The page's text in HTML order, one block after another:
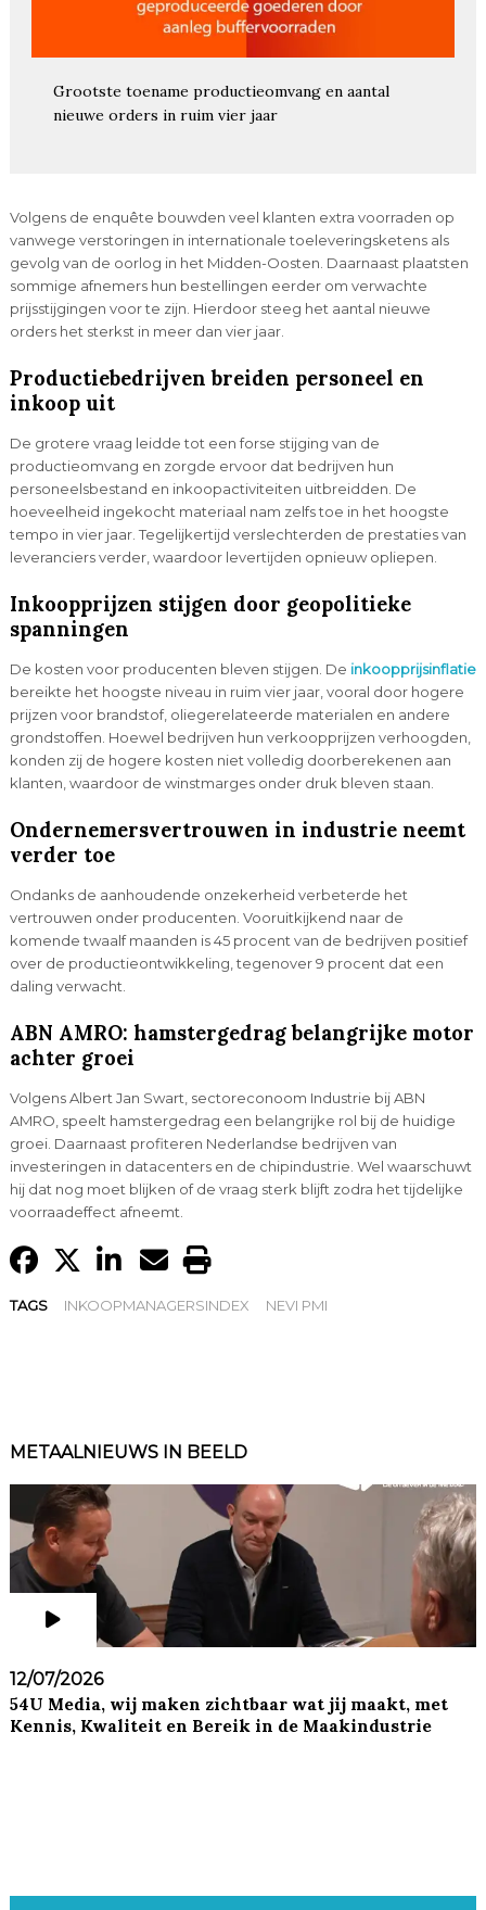
Grootste toename productieomvang en aantal
nieuwe orders in ruim vier jaar
Volgens de enquête bouwden veel klanten extra voorraden op
vanwege verstoringen in internationale toeleveringsketens als
gevolg van de oorlog in het Midden-Oosten. Daarnaast plaatsten
sommige afnemers hun bestellingen eerder om verwachte
prijsstijgingen voor te zijn. Hierdoor steeg het aantal nieuwe
orders het sterkst in meer dan vier jaar.
Productiebedrijven breiden personeel en
inkoop uit
De grotere vraag leidde tot een forse stijging van de
productieomvang en zorgde ervoor dat bedrijven hun
personeelsbestand en inkoopactiviteiten uitbreidden. De
hoeveelheid ingekocht materiaal nam zelfs toe in het hoogste
tempo in vier jaar. Tegelijkertijd verslechterden de prestaties van
leveranciers verder, waardoor levertijden opnieuw opliepen.
Inkoopprijzen stijgen door geopolitieke
spanningen
De kosten voor producenten bleven stijgen. De inkoopprijsinflatie
bereikte het hoogste niveau in ruim vier jaar, vooral door hogere
prijzen voor brandstof, oliegerelateerde materialen en andere
grondstoffen. Hoewel bedrijven hun verkoopprijzen verhoogden,
konden zij de hogere kosten niet volledig doorberekenen aan
klanten, waardoor de winstmarges onder druk bleven staan.
Ondernemersvertrouwen in industrie neemt
verder toe
Ondanks de aanhoudende onzekerheid verbeterde het
vertrouwen onder producenten. Vooruitkijkend naar de
komende twaalf maanden is 45 procent van de bedrijven positief
over de productieontwikkeling, tegenover 9 procent dat een
daling verwacht.
ABN AMRO: hamstergedrag belangrijke motor
achter groei
Volgens Albert Jan Swart, sectoreconoom Industrie bij ABN
AMRO, speelt hamstergedrag een belangrijke rol bij de huidige
groei. Daarnaast profiteren Nederlandse bedrijven van
investeringen in datacenters en de chipindustrie. Wel waarschuwt
hij dat nog moet blijken of de vraag sterk blijft zodra het tijdelijke
voorraadeffect afneemt.
TAGS INKOOPMANAGERSINDEX NEVI PMI
METAALNIEUWS IN BEELD
12/07/2026
54U Media, wij maken zichtbaar wat jij maakt, met
Kennis, Kwaliteit en Bereik in de Maakindustrie